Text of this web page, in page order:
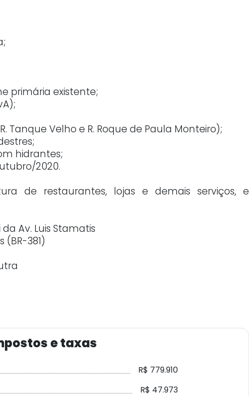
primária existente;
Tanque Velho e R. Roque de Paula Monteiro);
hidrantes;
2020.
de restaurantes, lojas e demais serviços, e
Av. Luis Stamatis
(BR-381)
e taxas
R$ 779.910
R$ 47.973